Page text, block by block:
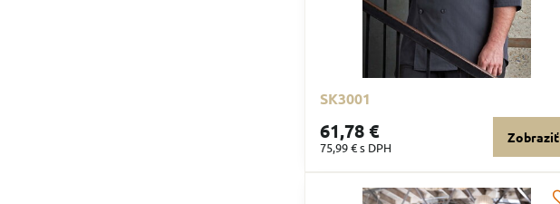
SK3001
61,78 €
75,99 €s DPH
Zobraziť